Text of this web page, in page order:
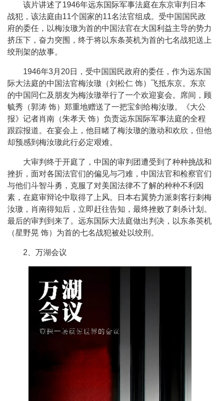
该片讲述了1946年远东国际军事法庭在东京审判日本
战犯，该法庭由11个国家的11名法官组成。受中国国民政
府的委任，以梅汝璈为首的中国法官在大国利益主导的势力
挤压下，奋力突围，终于将以东条英机为首的七名战犯送上
绞刑架的故事。
1946年3月20日，受中国国民政府的委任，作为远东国
际大法庭的中国法官梅汝璈（刘松仁 饰）飞抵东京。东京
的中国同仁及朋友为梅汝璈举行了一个欢迎宴会。席间，顾
毓秀（郭涛 饰）郑重地赠送了一把宝剑给梅汝璈。《大公
报》记者肖南（朱孝天 饰）负责远东国际军事法庭的全程
跟踪报道。在宴会上，他目睹了梅汝璈的激动和欢欣，但他
却预感到梅汝璈此行必定艰难。
大审判终于开庭了，中国的审判团遭受到了种种挑战和
挫折，面对各国法官们的偏见与刁难，中国法官和检察官们
与他们斗智斗勇，克服了对美国法律不了解的种种不利因
素，在庭审辩论中取得了上风。日本右翼势力派刺客行刺梅
汝璈，肖南得知后，立即赶往告知，最终挫败了刺杀计划。
最后的审判到来了。远东国际大法庭做出判决，以东条英机
（星野晃 饰）为首的七名战犯被处以绞刑。
2、万湖会议